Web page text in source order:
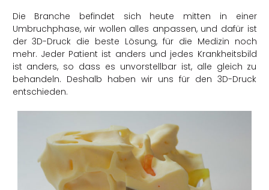
Die Branche befindet sich heute mitten in einer
Umbruchphase, wir wollen alles anpassen, und dafür ist
der 3D-Druck die beste Lösung, für die Medizin noch
mehr. Jeder Patient ist anders und jedes Krankheitsbild
ist anders, so dass es unvorstellbar ist, alle gleich zu
behandeln. Deshalb haben wir uns für den 3D-Druck
entschieden.